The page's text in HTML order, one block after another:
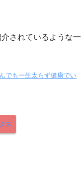
されているような一
でも一生太らず健康でい
ス